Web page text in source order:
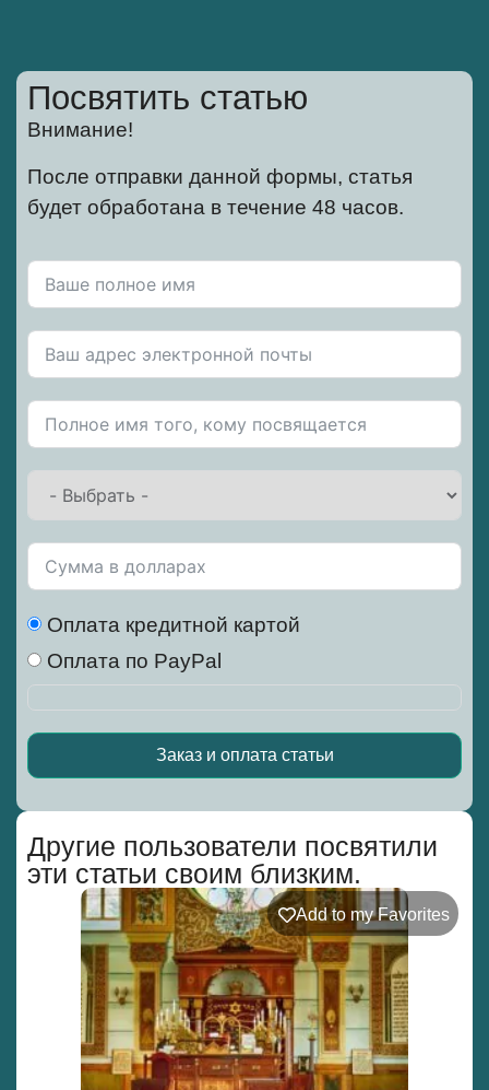
Другие пользователи посвятили
эти статьи своим близким.
Add to my Favorites
Посвятить статью
Внимание!
После отправки данной формы, статья
будет обработана в течение 48 часов.
Оплата кредитной картой
Оплата по PayPal
Заказ и оплата статьи
Alternative: